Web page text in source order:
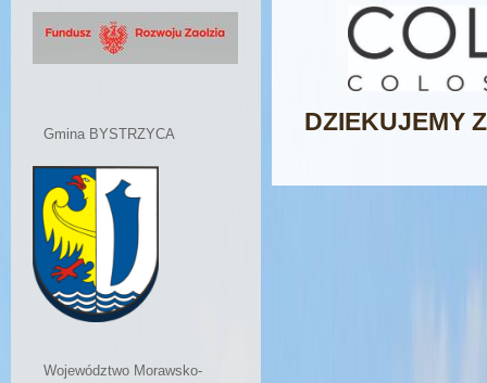
DZIEKUJEMY
Gmina BYSTRZYCA
Województwo Morawsko-